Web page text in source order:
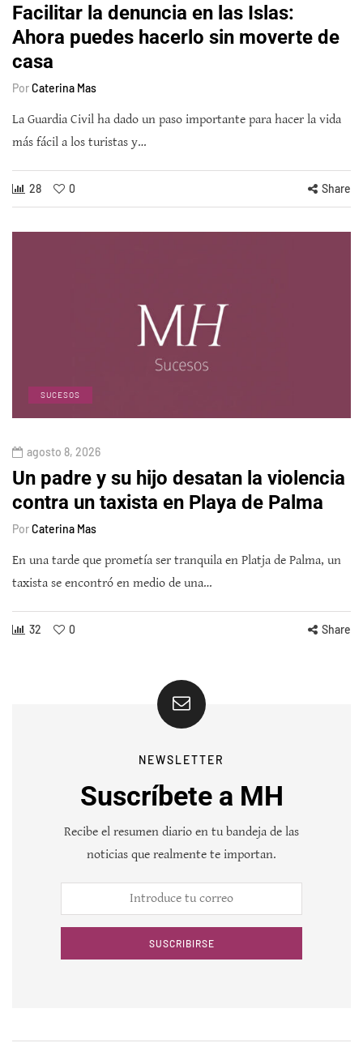
Facilitar la denuncia en las Islas:
Ahora puedes hacerlo sin moverte de
casa
PorCaterina Mas
La Guardia Civil ha dado un paso importante para hacer la vida
más fácil a los turistas y…
28 0 Share
SUCESOS
agosto 8, 2026
Un padre y su hijo desatan la violencia
contra un taxista en Playa de Palma
PorCaterina Mas
En una tarde que prometía ser tranquila en Platja de Palma, un
taxista se encontró en medio de una…
32 0 Share
NEWSLETTER
Suscríbete a MH
Recibe el resumen diario en tu bandeja de las
noticias que realmente te importan.
SUSCRIBIRSE